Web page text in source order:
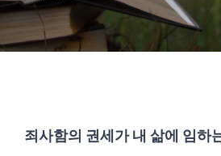
죄사함의 권세가 내 삶에 임하